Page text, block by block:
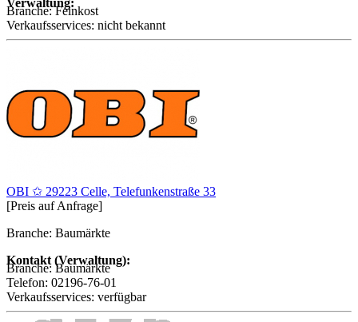
Verwaltung:
Branche:Feinkost
Verkaufsservices: nicht bekannt
OBI ✩ 29223 Celle, Telefunkenstraße 33
[Preis auf Anfrage]
Branche: Baumärkte
Kontakt (Verwaltung):
Branche: Baumärkte
Telefon: 02196-76-01
Verkaufsservices: verfügbar